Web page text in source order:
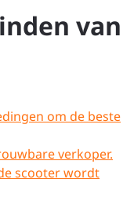
van
om de beste
verkoper.
scooter wordt